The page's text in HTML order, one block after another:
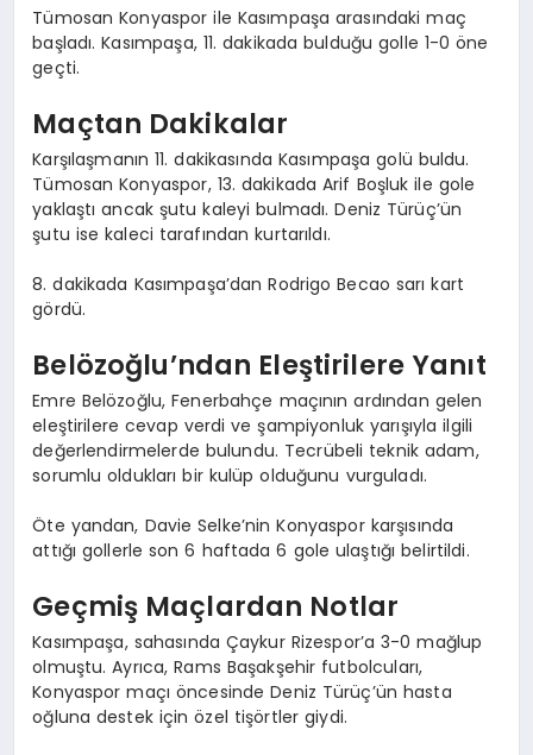
Tümosan Konyaspor ile Kasımpaşa arasındaki maç
başladı. Kasımpaşa, 11. dakikada bulduğu golle 1-0 öne
geçti.
Maçtan Dakikalar
Karşılaşmanın 11. dakikasında Kasımpaşa golü buldu.
Tümosan Konyaspor, 13. dakikada Arif Boşluk ile gole
yaklaştı ancak şutu kaleyi bulmadı. Deniz Türüç’ün
şutu ise kaleci tarafından kurtarıldı.
8. dakikada Kasımpaşa’dan Rodrigo Becao sarı kart
gördü.
Belözoğlu’ndan Eleştirilere Yanıt
Emre Belözoğlu, Fenerbahçe maçının ardından gelen
eleştirilere cevap verdi ve şampiyonluk yarışıyla ilgili
değerlendirmelerde bulundu. Tecrübeli teknik adam,
sorumlu oldukları bir kulüp olduğunu vurguladı.
Öte yandan, Davie Selke’nin Konyaspor karşısında
attığı gollerle son 6 haftada 6 gole ulaştığı belirtildi.
Geçmiş Maçlardan Notlar
Kasımpaşa, sahasında Çaykur Rizespor’a 3-0 mağlup
olmuştu. Ayrıca, Rams Başakşehir futbolcuları,
Konyaspor maçı öncesinde Deniz Türüç’ün hasta
oğluna destek için özel tişörtler giydi.